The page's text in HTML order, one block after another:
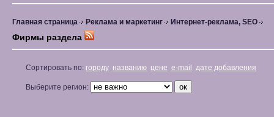
Главная страница Реклама и маркетинг Интернет-реклама, SEO
Фирмы раздела
Сортировать по: городу названию цене e-mail дате добавления
Выберите регион: